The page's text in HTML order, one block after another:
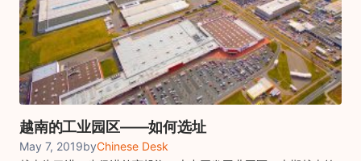
越南的工业园区——如何选址
May 7, 2019byChinese Desk